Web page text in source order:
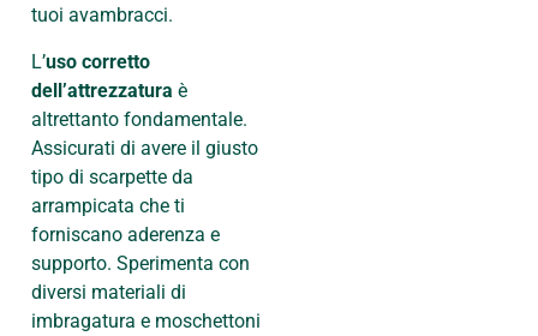
tuoi avambracci.
L’uso corretto
dell’attrezzatura è
altrettanto fondamentale.
Assicurati di avere il giusto
tipo di scarpette da
arrampicata che ti
forniscano aderenza e
supporto. Sperimenta con
diversi materiali di
imbragatura e moschettoni